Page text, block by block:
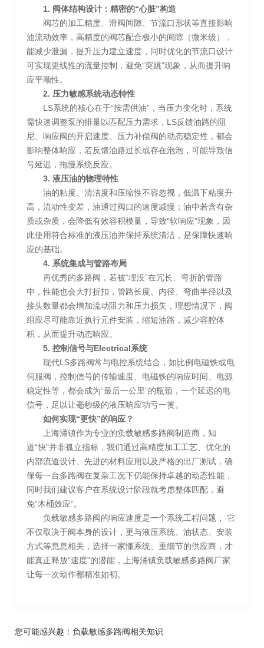
1. 阀体结构设计：精密的“心脏”构造
阀芯的加工精度、滑阀间隙、节流口形状等直接影响
油流动效率，高精度的阀芯配合极小的间隙（微米级），
能减少泄漏，提升压力建立速度，同时优化的节流口设计
可实现更线性的流量控制，避免“突跳”现象，从而提升响
应平顺性。
2. 压力敏感系统动态特性
LS系统的核心在于“按需供油”，当压力变化时，系统
需快速调整泵的排量以匹配压力需求，LS反馈油路的阻
尼、响应阀的开启速度、压力补偿阀的动态稳定性，都会
影响整体响应，若反馈油路过长或存在泡泡，可能导致信
号延迟，拖慢系统反应。
3. 液压油的物理特性
油的粘度、清洁度和压缩性不容忽视，低温下粘度升
高，流动性变差，油通过阀口的速度减慢；油中若含有杂
质或杂质，会降低有效容积模量，导致“软响应”现象，因
此使用符合标准的液压油并保持系统清洁，是保障快速响
应的基础。
4. 系统集成与管路布局
再优秀的多路阀，若被“埋没”在冗长、弯折的管路
中，性能也会大打折扣，管路长度、内径、弯曲半径以及
接头数量都会增加流动阻力和压力损失，理想情况下，阀
组应尽可能靠近执行元件安装，缩短油路，减少容腔体
积，从而提升动态响应。
5. 控制信号与Electrical系统
现代LS多路阀常与电控系统结合，如比例电磁铁或电
伺服阀，控制信号的传输速度、电磁铁的响应时间、电源
稳定性等，都会成为“最后一公里”的瓶颈，一个延迟的电
信号，足以让毫秒级的液压响应功亏一篑。
如何实现“更快”的响应？
上海涌镇作为专业的负载敏感多路阀制造商，知
道“快”并非孤立指标，我们通过高精度加工工艺、优化的
内部流道设计、先进的材料应用以及严格的出厂测试，确
保每一台多路阀在复杂工况下仍能保持卓越的动态性能，
同时我们建议客户在系统设计阶段就考虑整体匹配，避
免“木桶效应”。
负载敏感多路阀的响应速度是一个系统工程问题， 它
不仅取决于阀本身的设计，更与液压系统、油状态、安装
方式等息息相关，选择一家懂系统、重细节的供应商，才
能真正释放“速度”的潜能，上海涌镇负载敏感多路阀厂家
让每一次动作都精准如初。
您可能感兴趣： 负载敏感多路阀相关知识